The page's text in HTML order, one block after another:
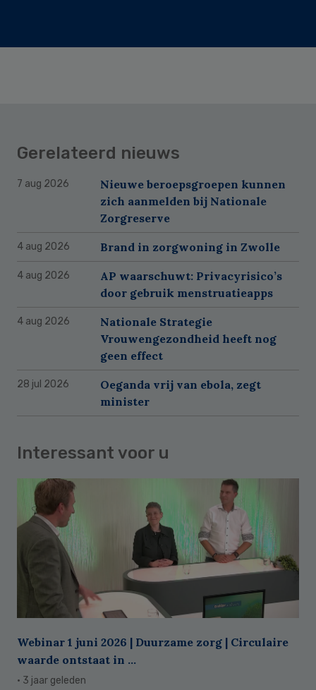
Gerelateerd nieuws
7 aug 2026
Nieuwe beroepsgroepen kunnen
zich aanmelden bij Nationale
Zorgreserve
4 aug 2026 Brand in zorgwoning in Zwolle
4 aug 2026
AP waarschuwt: Privacyrisico’s
door gebruik menstruatieapps
4 aug 2026
Nationale Strategie
Vrouwengezondheid heeft nog
geen effect
28 jul 2026
Oeganda vrij van ebola, zegt
minister
Interessant voor u
Webinar 1 juni 2026 | Duurzame zorg | Circulaire
waarde ontstaat in ...
· 3 jaar geleden